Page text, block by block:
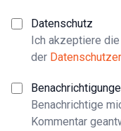
Datenschutz
Ich akzeptiere
der
Benachrichtige
Kommentar